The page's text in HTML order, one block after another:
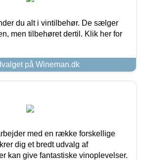
du alt i vintilbehør. De sælger
men tilbehøret dertil. Klik her for
på Wineman.dk
med en række forskellige
dig et bredt udvalg af
kan give fantastiske vinoplevelser.